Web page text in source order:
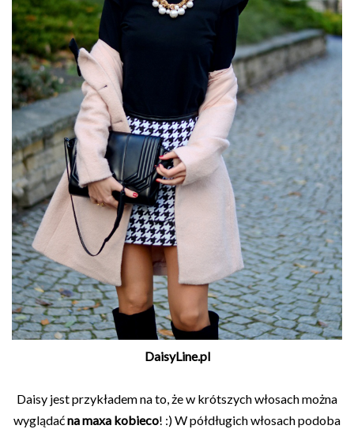
DaisyLine.pl
Daisy jest przykładem na to, że w krótszych włosach można
wyglądaćna maxa kobieco! :) W półdługich włosach podoba